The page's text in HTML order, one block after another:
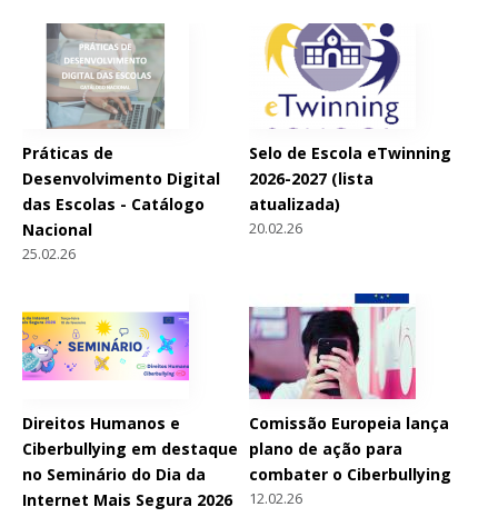
Práticas de
Desenvolvimento Digital
das Escolas - Catálogo
Nacional
25.02.26
Selo de Escola eTwinning
2026-2027 (lista
atualizada)
20.02.26
Direitos Humanos e
Ciberbullying em destaque
no Seminário do Dia da
Internet Mais Segura 2026
Comissão Europeia lança
plano de ação para
combater o Ciberbullying
12.02.26